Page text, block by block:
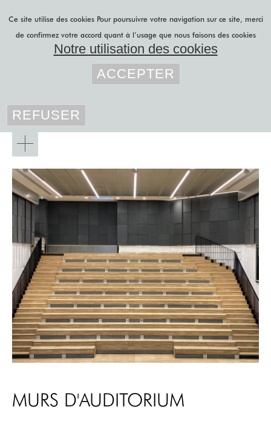
projets b to b
projets b to c
r&d
feutre acoustique
panneaux japonais
rideaux sur mesure
stores sur mesure
blog
inspirations
à propos
vidéos
points de vente
Vous êtes iciprojets b to b »
revêtement mural acoustique
Murs
d'auditorium
Salle
de
fitness
Studio
d'enregistrement
audio visuel
MURS D'AUDITORIUM
Ce site utilise des cookies Pour poursuivre votre navigation sur ce site, merci
de confirmez votre accord quant à l’usage que nous faisons des cookies
Notre utilisation des cookies
ACCEPTER
REFUSER